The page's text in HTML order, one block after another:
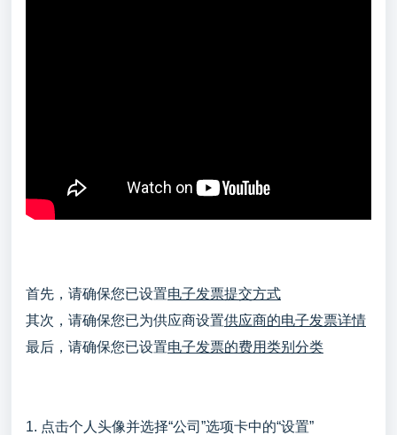
首先，请确保您已设置电子发票提交方式
其次，请确保您已为供应商设置供应商的电子发票详情
最后，请确保您已设置电子发票的费用类别分类
1. 点击个人头像并选择“公司”选项卡中的“设置”